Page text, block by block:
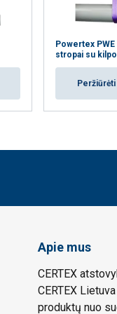
Powertex
stropai su
Apie mus
CERTEX
CERTEX
produktų nuo